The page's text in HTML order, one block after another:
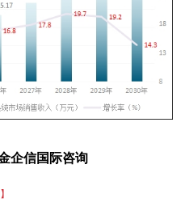
企信国际咨询